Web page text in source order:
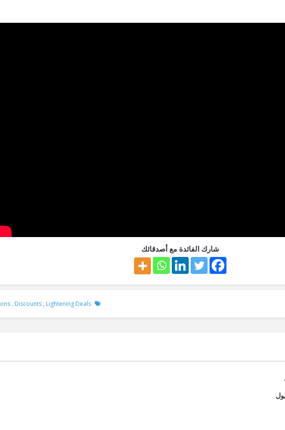
شارك الفائدة مع أصدقائك
, Discounts, Lightening Deals